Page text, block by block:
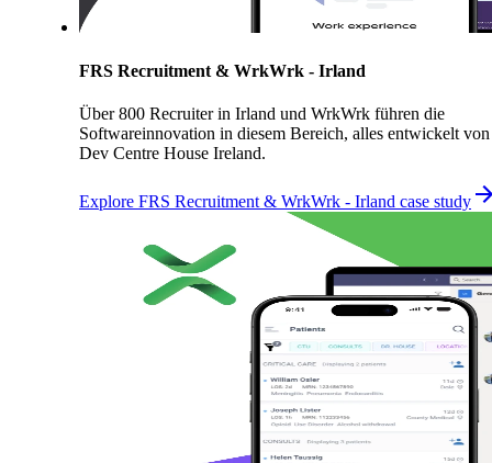
FRS Recruitment & WrkWrk - Irland
Über 800 Recruiter in Irland und WrkWrk führen die
Softwareinnovation in diesem Bereich, alles entwickelt von
Dev Centre House Ireland.
Explore FRS Recruitment & WrkWrk - Irland case study